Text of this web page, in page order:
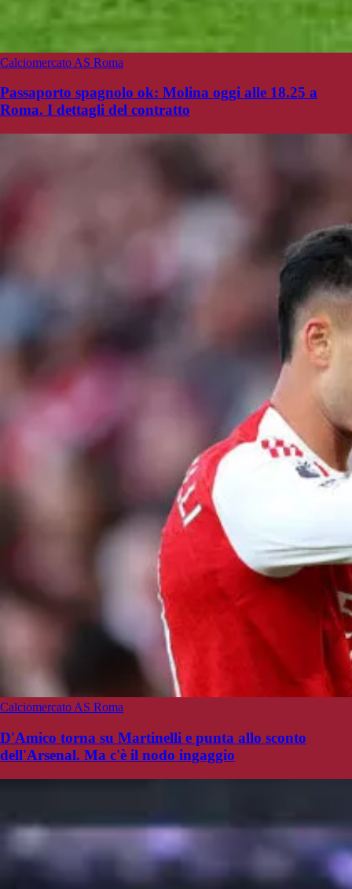
Calciomercato AS Roma
Passaporto spagnolo ok: Molina oggi alle 18.25 a
Roma. I dettagli del contratto
Calciomercato AS Roma
D'Amico torna su Martinelli e punta allo sconto
dell'Arsenal. Ma c'è il nodo ingaggio